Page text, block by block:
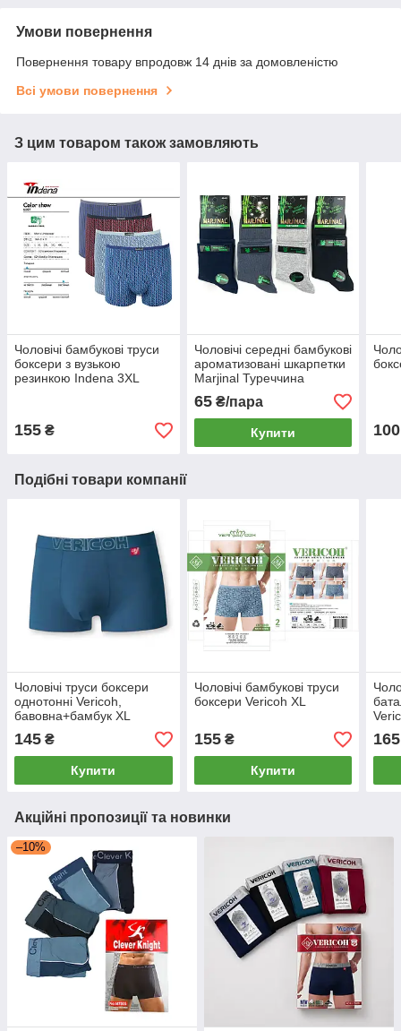
Умови повернення
Повернення товару впродовж 14 днів за домовленістю
Всі умови повернення
З цим товаром також замовляють
Чоловічі бамбукові труси
боксери з вузькою
резинкою Indena 3XL
155 ₴
Чоловічі середні бамбукові
ароматизовані шкарпетки
Marjinal Туреччина
65₴/пара
Купити 100
Подібні товари компанії
Чоловічі труси боксери
однотонні Vericoh,
бавовна+бамбук XL
145 ₴
Купити
Чоловічі бамбукові труси
боксери Vericoh XL
155₴
Купити
165
Акційні пропозиції та новинки
–10%